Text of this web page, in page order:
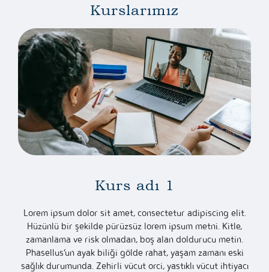
Kurslarımız
Kurs adı 1
Lorem ipsum dolor sit amet, consectetur adipiscing elit.
Hüzünlü bir şekilde pürüzsüz lorem ipsum metni. Kitle,
zamanlama ve risk olmadan, boş alan doldurucu metin.
Phasellus’un ayak biliği gölde rahat, yaşam zamanı eski
sağlık durumunda. Zehirli vücut orci, yastıklı vücut ihtiyacı